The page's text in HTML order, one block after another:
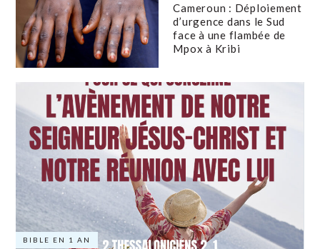
Cameroun : Déploiement
d’urgence dans le Sud
face à une flambée de
Mpox à Kribi
BIBLE EN 1 AN